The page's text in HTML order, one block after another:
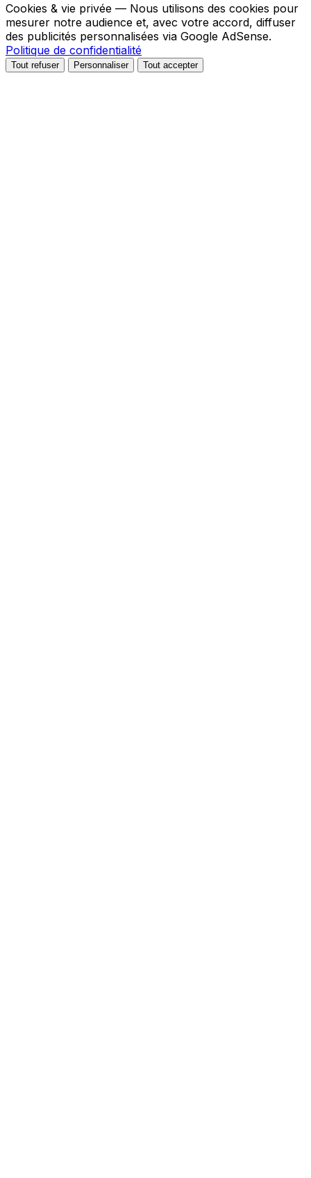
Cookies & vie privée — Nous utilisons des cookies pour
mesurer notre audience et, avec votre accord, diffuser
des publicités personnalisées via Google AdSense.
Politique de confidentialité
Tout refuser Personnaliser Tout accepter